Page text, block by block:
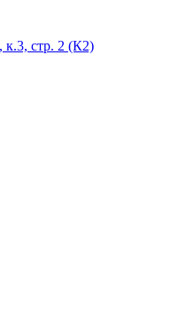
к.3, стр. 2 (К2)